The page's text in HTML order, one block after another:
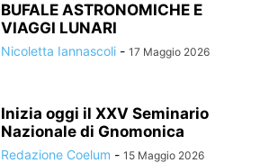
BUFALE ASTRONOMICHE E
VIAGGI LUNARI
Nicoletta Iannascoli - 17 Maggio 2026
Inizia oggi il XXV Seminario
Nazionale di Gnomonica
Redazione Coelum - 15 Maggio 2026